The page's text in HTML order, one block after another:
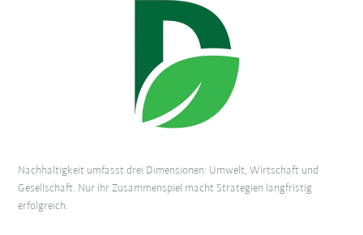
Nachhaltigkeit umfasst drei Dimensionen: Umwelt, Wirtschaft und
Gesellschaft. Nur ihr Zusammenspiel macht Strategien langfristig
erfolgreich.